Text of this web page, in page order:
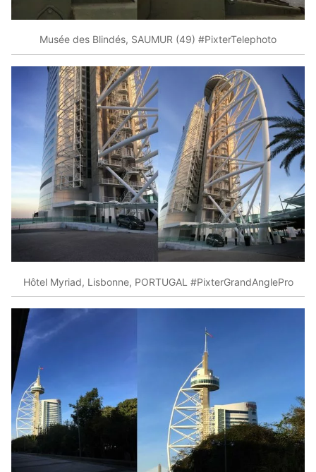
Musée des Blindés, SAUMUR (49) #PixterTelephoto
Hôtel Myriad, Lisbonne, PORTUGAL #PixterGrandAnglePro